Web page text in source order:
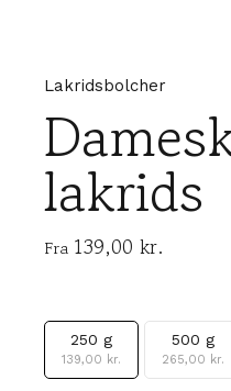
Lakridsbolcher
lakrids
Fra 139,00 kr.
250 g
139,00 kr.
500 g
265,00 kr.